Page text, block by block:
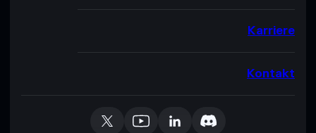
Karriere
Kontakt